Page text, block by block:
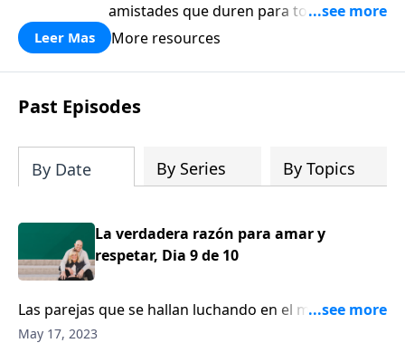
amistades que duren para toda la vida.
¡Únase a uno de los estudios de grupos
a casa los principios de la Palabra de
Dios para compartirlos con su familia,
su iglesia y su comunidad!
Leer Mas More resources
Past Episodes
By Date By Series By Topics
La verdadera razón para amar y
respetar, Dia 9 de 10
Las parejas que se hallan luchando en el matrimonio,
a menudo lo hacen porque simplemente no saben
May 17, 2023